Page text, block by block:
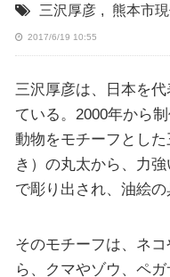
三沢厚彦 , 熊本市
2017/6/19 10:55
三沢厚彦は、日本を
ている。2000年から
動物をモチーフとし
き）の丸太から、力
で彫り出され、油絵の
そのモチーフは、ネ
ら、クマやゾウ、ペ